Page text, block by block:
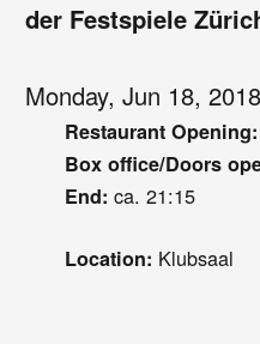
der Festspiele
Monday, Jun 18, 2018
Restaurant Opening:
Box office/Doors
End: ca. 21:15
Location: Klubsaal